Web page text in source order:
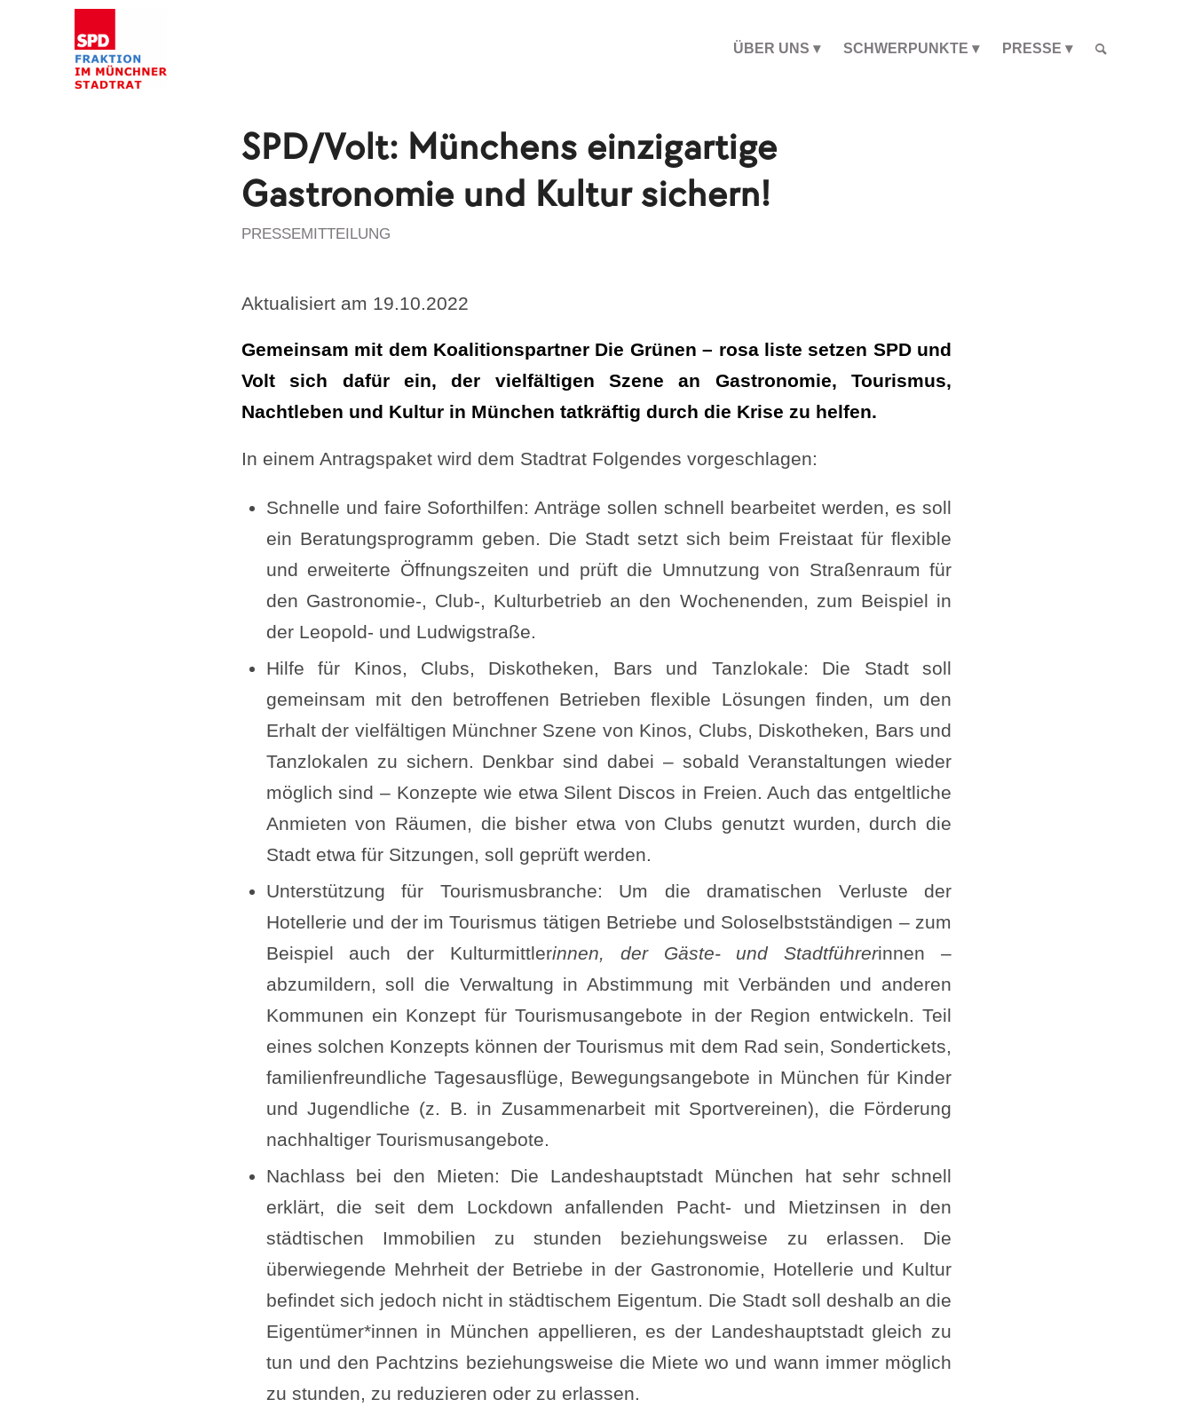
ÜBER UNS SCHWERPUNKTE PRESSE
SPD/Volt: Münchens einzigartige
Gastronomie und Kultur sichern!
PRESSEMITTEILUNG
Aktualisiert am 19.10.2022
Gemeinsam mit dem Koalitionspartner Die Grünen – rosa liste setzen SPD und
Volt sich dafür ein, der vielfältigen Szene an Gastronomie, Tourismus,
Nachtleben und Kultur in München tatkräftig durch die Krise zu helfen.
In einem Antragspaket wird dem Stadtrat Folgendes vorgeschlagen:
Schnelle und faire Soforthilfen: Anträge sollen schnell bearbeitet werden, es soll
ein Beratungsprogramm geben. Die Stadt setzt sich beim Freistaat für flexible
und erweiterte Öffnungszeiten und prüft die Umnutzung von Straßenraum für
den Gastronomie-, Club-, Kulturbetrieb an den Wochenenden, zum Beispiel in
der Leopold- und Ludwigstraße.
Hilfe für Kinos, Clubs, Diskotheken, Bars und Tanzlokale: Die Stadt soll
gemeinsam mit den betroffenen Betrieben flexible Lösungen finden, um den
Erhalt der vielfältigen Münchner Szene von Kinos, Clubs, Diskotheken, Bars und
Tanzlokalen zu sichern. Denkbar sind dabei – sobald Veranstaltungen wieder
möglich sind – Konzepte wie etwa Silent Discos in Freien. Auch das entgeltliche
Anmieten von Räumen, die bisher etwa von Clubs genutzt wurden, durch die
Stadt etwa für Sitzungen, soll geprüft werden.
Unterstützung für Tourismusbranche: Um die dramatischen Verluste der
Hotellerie und der im Tourismus tätigen Betriebe und Soloselbstständigen – zum
Beispiel auch der Kulturmittlerinnen, der Gäste- und Stadtführerinnen –
abzumildern, soll die Verwaltung in Abstimmung mit Verbänden und anderen
Kommunen ein Konzept für Tourismusangebote in der Region entwickeln. Teil
eines solchen Konzepts können der Tourismus mit dem Rad sein, Sondertickets,
familienfreundliche Tagesausflüge, Bewegungsangebote in München für Kinder
und Jugendliche (z. B. in Zusammenarbeit mit Sportvereinen), die Förderung
nachhaltiger Tourismusangebote.
Nachlass bei den Mieten: Die Landeshauptstadt München hat sehr schnell
erklärt, die seit dem Lockdown anfallenden Pacht- und Mietzinsen in den
städtischen Immobilien zu stunden beziehungsweise zu erlassen. Die
überwiegende Mehrheit der Betriebe in der Gastronomie, Hotellerie und Kultur
befindet sich jedoch nicht in städtischem Eigentum. Die Stadt soll deshalb an die
Eigentümer*innen in München appellieren, es der Landeshauptstadt gleich zu
tun und den Pachtzins beziehungsweise die Miete wo und wann immer möglich
zu stunden, zu reduzieren oder zu erlassen.